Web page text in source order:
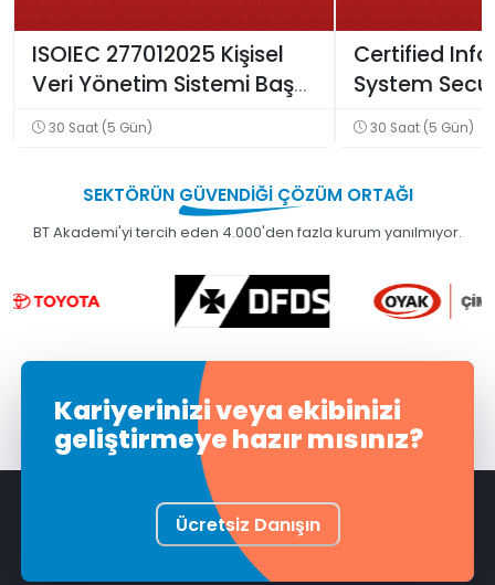
ISOIEC 277012025 Kişisel
Veri Yönetim Sistemi Baş
Denetçi Eğitimi
30 Saat (5 Gün)
Certified
System
Professional
30 Saat (5 Gün)
SEKTÖRÜN GÜVENDİĞİÇÖZÜM ORTAĞI
BT Akademi'yi tercih eden 4.000'den fazla kurum yanılmıyor.
Kariyerinizi veya ekibinizi
geliştirmeye hazır mısınız?
Ücretsiz Danışın